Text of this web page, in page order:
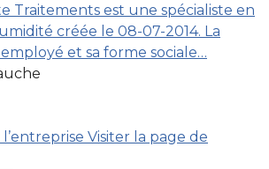
Traitements est une spécialiste en
créée le 08-07-2014. La
et sa forme sociale…
Visiter la page de